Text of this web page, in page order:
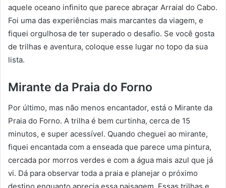
aquele oceano infinito que parece abraçar Arraial do Cabo.
Foi uma das experiências mais marcantes da viagem, e
fiquei orgulhosa de ter superado o desafio. Se você gosta
de trilhas e aventura, coloque esse lugar no topo da sua
lista.
Mirante da Praia do Forno
Por último, mas não menos encantador, está o Mirante da
Praia do Forno. A trilha é bem curtinha, cerca de 15
minutos, e super acessível. Quando cheguei ao mirante,
fiquei encantada com a enseada que parece uma pintura,
cercada por morros verdes e com a água mais azul que já
vi. Dá para observar toda a praia e planejar o próximo
destino enquanto aprecia essa paisagem. Essas trilhas e